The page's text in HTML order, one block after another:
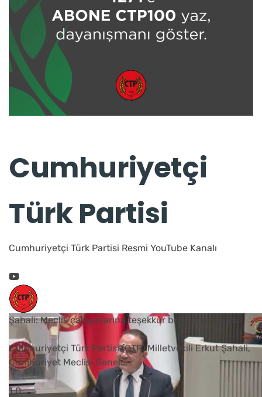
Cumhuriyetçi
Türk Partisi
Cumhuriyetçi Türk Partisi Resmi YouTube Kanalı
Şahali: Meclis çalışanlarına teşekkür borcumuz vardır
Cumhuriyetçi Türk Partisi (CTP) Milletvekili Erkut Şahali,
Cumhuriyet Meclisi Genel...
1 0